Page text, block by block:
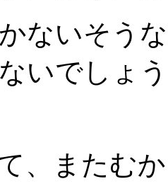
ないそう
いでしょ
、またむ